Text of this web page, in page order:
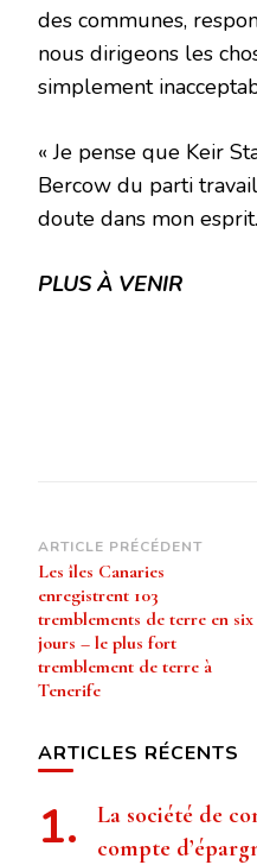
des communes,
nous dirigeons les
simplement
« Je pense que Keir
Bercow du parti
doute dans mon esprit.
PLUS À VENIR
Navigation
d’article
ARTICLE PRÉCÉDENT
Les îles Canaries
enregistrent 103
tremblements de terre en six
jours – le plus fort
tremblement de terre à
Tenerife
ARTICLES RÉCENTS
La société de
compte